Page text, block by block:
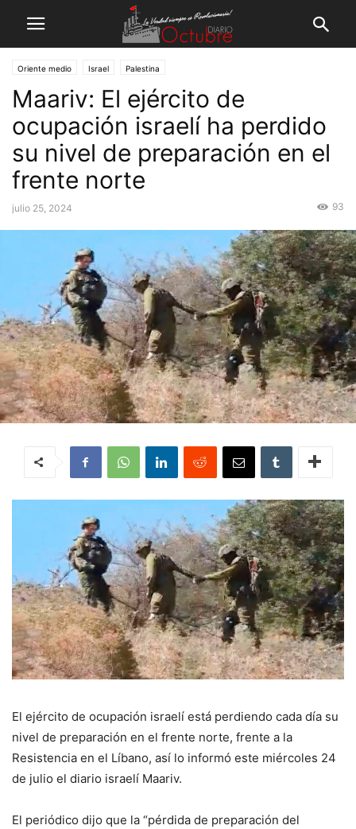
Oriente medio Israel Palestina
Maariv: El ejército de
ocupación israelí ha perdido
su nivel de preparación en el
frente norte
julio 25, 2024 93
El ejército de ocupación israelí está perdiendo cada día su
nivel de preparación en el frente norte, frente a la
Resistencia en el Líbano, así lo informó este miércoles 24
de julio el diario israelí Maariv.
El periódico dijo que la “pérdida de preparación del